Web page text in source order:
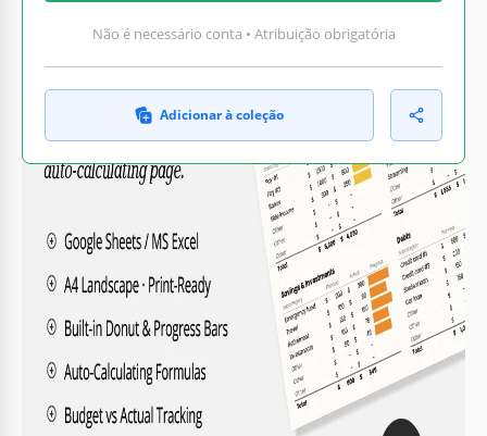
Não é necessário conta • Atribuição obrigatória
Adicionar à coleção
Rastreamento de despesas planejadas vs reais
Fórmulas de orçamento auto-cálculantes
Barras de progresso e gráfico de rosca interativos
Seções abrangentes de renda e despesas
ORÇAMENTO DICAS